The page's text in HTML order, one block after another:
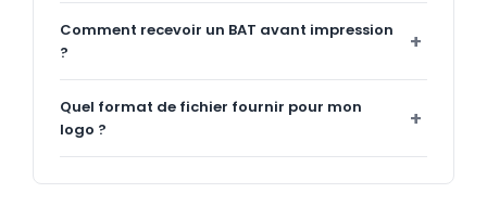
Comment recevoir un BAT avant impression
?
Quel format de fichier fournir pour mon
logo ?